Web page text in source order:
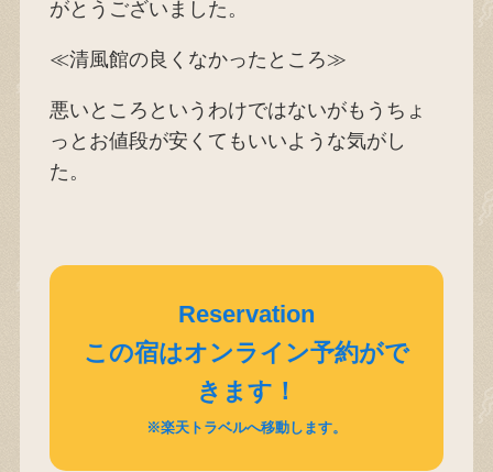
がとうございました。
≪清風館の良くなかったところ≫
悪いところというわけではないがもうちょ
っとお値段が安くてもいいような気がし
た。
Reservation
この宿はオンライン予約がで
きます！
※楽天トラベルへ移動します。